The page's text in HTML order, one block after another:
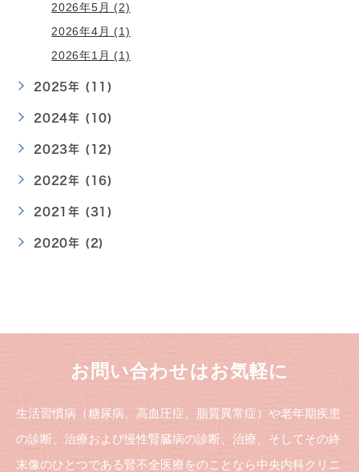
2026年5月 (2)
2026年4月 (1)
2026年1月 (1)
2025年 (11)
2024年 (10)
2023年 (12)
2022年 (16)
2021年 (31)
2020年 (2)
お問い合わせはお気軽に
生活習慣病（糖尿病、高血圧症、脂質異常症）や老年期疾患
の診断、治療および慢性腎臓病の診断、治療、そしてその終
末像のひとつである腎不全医療をのことなら中央内科クリニ